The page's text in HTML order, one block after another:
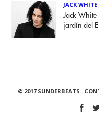
JACK WHITE
Jack White
jardín del
© 2017 SUNDERBEATS .